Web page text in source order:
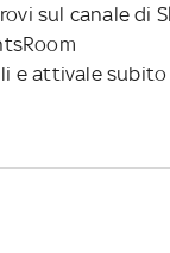
sul canale di
e attivale subito